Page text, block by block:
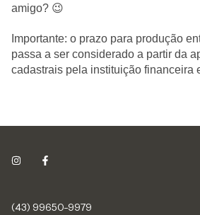
amigo? 😉
Importante: o prazo para produção
passa a ser considerado a partir da
cadastrais pela instituição financeira
(43) 99650-9979